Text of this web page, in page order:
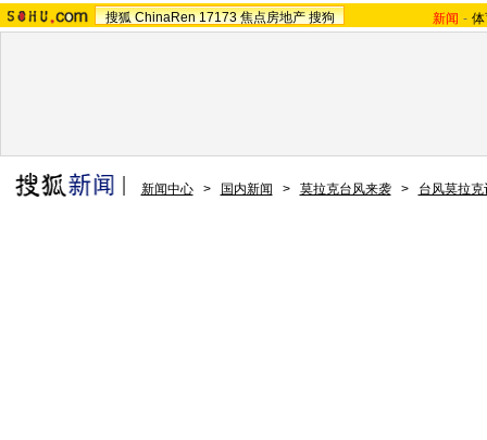
搜狐 ChinaRen 17173 焦点房地产 搜狗 新闻 -
新闻中心 > 国内新闻 > 莫拉克台风来袭 > 台风莫拉克